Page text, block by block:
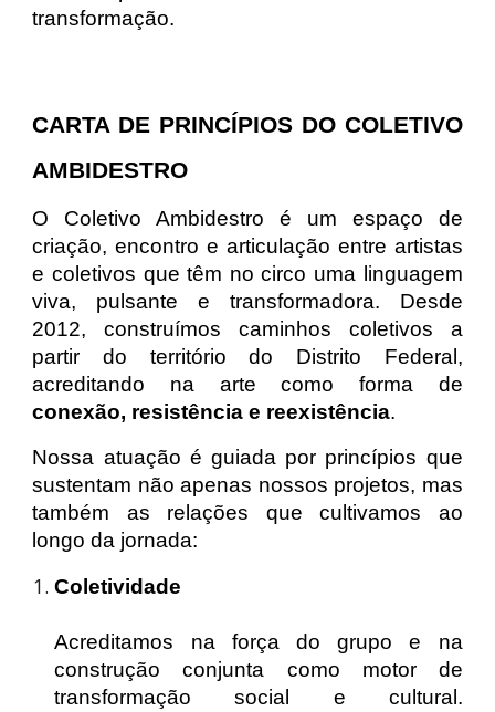
transformação.
CARTA DE PRINCÍPIOS DO COLETIVO
AMBIDESTRO
O Coletivo Ambidestro é um espaço de
criação, encontro e articulação entre artistas
e coletivos que têm no circo uma linguagem
viva, pulsante e transformadora. Desde
2012, construímos caminhos coletivos a
partir do território do Distrito Federal,
acreditando na arte como forma de
conexão, resistência e reexistência.
Nossa atuação é guiada por princípios que
sustentam não apenas nossos projetos, mas
também as relações que cultivamos ao
longo da jornada:
Coletividade
Acreditamos na força do grupo e na
construção conjunta como motor de
transformação social e cultural.